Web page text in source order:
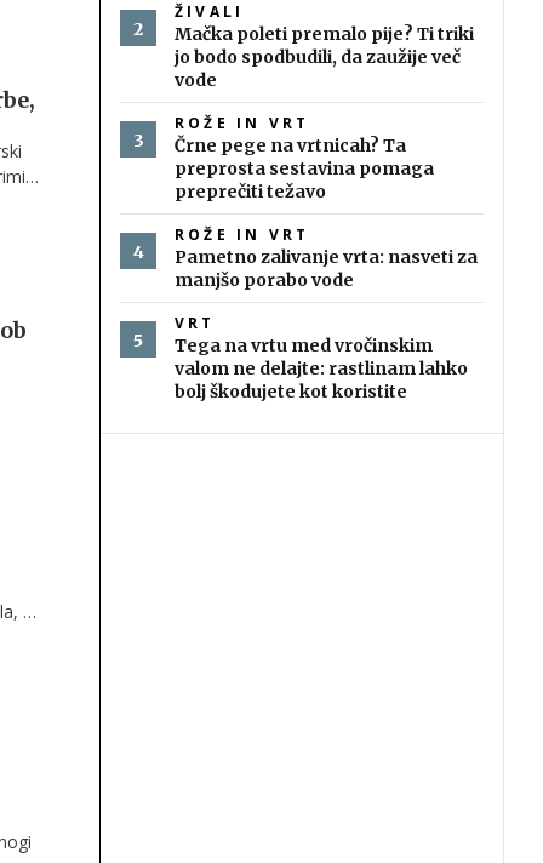
je
ŽIVALI
Mačka poleti premalo pije? Ti triki
jo bodo spodbudili, da zaužije več
vode
ROŽE IN VRT
Črne pege na vrtnicah? Ta
preprosta sestavina pomaga
preprečiti težavo
ROŽE IN VRT
Pametno zalivanje vrta: nasveti za
manjšo porabo vode
VRT
Tega na vrtu med vročinskim
valom ne delajte: rastlinam lahko
bolj škodujete kot koristite